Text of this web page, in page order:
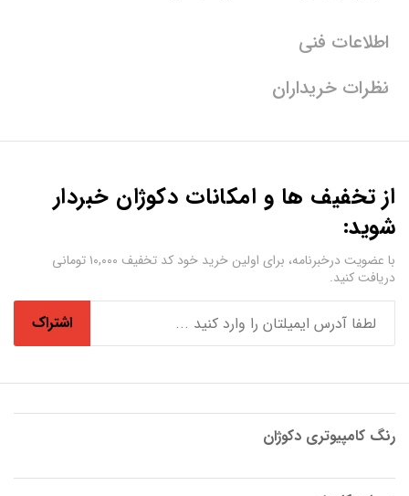
اطلاعات فنی
نظرات خریداران
از تخفیف ها و امکانات دکوژان خبردار
شوید:
با عضویت درخبرنامه، برای اولین خرید خود کد تخفیف ۱۰,۰۰۰ تومانی
دریافت کنید.
اشتراک
رنگ کامپیوتری دکوژان